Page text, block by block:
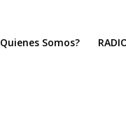
Quienes Somos?